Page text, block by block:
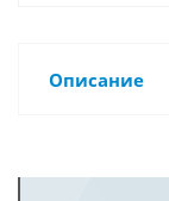
Описание